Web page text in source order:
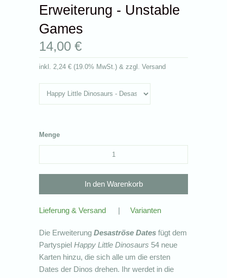
Erweiterung - Unstable
Games
14,00 €
inkl. 2,24 € (19.0% MwSt.) & zzgl. Versand
Menge
Lieferung & Versand | Varianten
Die ErweiterungDesaströse Dates fügt dem
PartyspielHappy Little Dinosaurs 54 neue
Karten hinzu, die sich alle um die ersten
Dates der Dinos drehen. Ihr werdet in die